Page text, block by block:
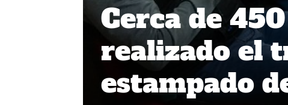
Cerca de
realizado el
estampado